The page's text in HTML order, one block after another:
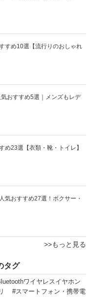
すめ10選【流行りのおしゃれ
おすすめ5選｜メンズもレデ
め23選【衣類・靴・トイレ】
気おすすめ27選！ボクサー・
>>もっと見る
タグ
ワイヤレスイヤホン
#スマートフォン・携帯電